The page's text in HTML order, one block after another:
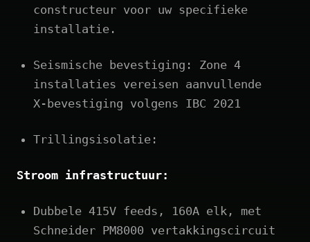
constructeur voor uw specifieke
installatie.
Seismische bevestiging: Zone 4
installaties vereisen aanvullende
X‑bevestiging volgens IBC 2021
Trillingsisolatie:
Stroom infrastructuur:
Dubbele 415V feeds, 160A elk, met
Schneider PM8000 vertakkingscircuit